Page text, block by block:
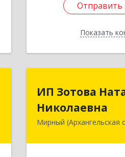
Отправить
Показать
Отправить
Назад
ИП Зотова
Николаевна
Мирный (Архангельская
164170,